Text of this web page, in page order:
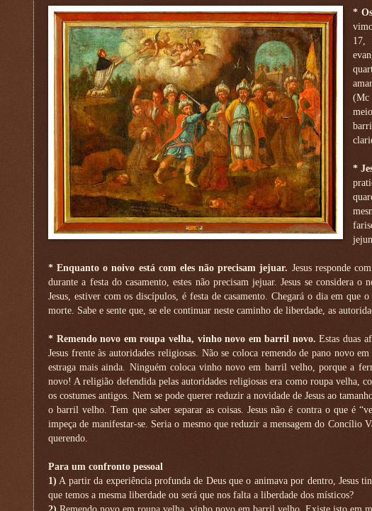
*
17,
(Mc
*
* Enquanto o noivo está com eles não precisam jejuar. Jesus responde
durante a festa do casamento, estes não precisam jejuar. Jesus se considera
Jesus, estiver com os discípulos, é festa de casamento. Chegará o dia em
morte. Sabe e sente que, se ele continuar neste caminho de liberdade, as
* Remendo novo em roupa velha, vinho novo em barril novo. Estas duas
Jesus frente às autoridades religiosas. Não se coloca remendo de pano novo
estraga mais ainda. Ninguém coloca vinho novo em barril velho, porque a
novo! A religião defendida pelas autoridades religiosas era como roupa velha,
os costumes antigos. Nem se pode querer reduzir a novidade de Jesus ao
o barril velho. Tem que saber separar as coisas. Jesus não é contra o que é
impeça de manifestar-se. Seria o mesmo que reduzir a mensagem do
querendo.
Para um confronto pessoal
1) A partir da experiência profunda de Deus que o animava por dentro, Jesus
que temos a mesma liberdade ou será que nos falta a liberdade dos místicos?